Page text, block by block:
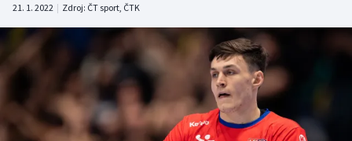
DALŠÍ SPORTY
Americký fotbal
Baseball a softbal
NEPŘEHLÉDNĚTE
Soutěže
21. 1. 2022 | Zdroj: ČT sport, ČTK